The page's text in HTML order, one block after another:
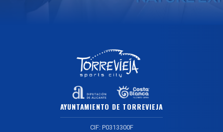
AYUNTAMIENTO DE TORREVIEJA
CIF: P0313300F